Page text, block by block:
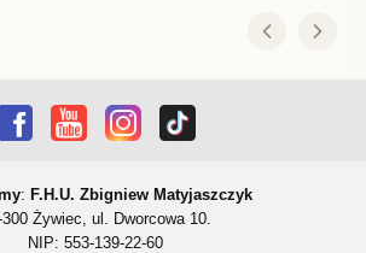
: F.H.U. Zbigniew Matyjaszczyk
300 Żywiec, ul. Dworcowa 10.
NIP: 553-139-22-60